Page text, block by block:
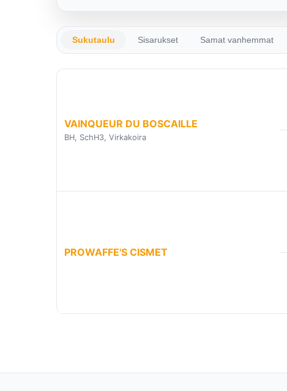
Sukutaulu Sisarukset Samat vanhemmat
VAINQUEUR DU BOSCAILLE
BH, SchH3, Virkakoira
PROWAFFE'S CISMET